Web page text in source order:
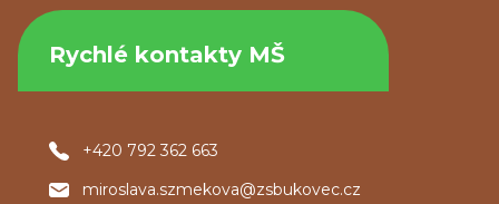
Rychlé kontakty MŠ
+420 792 362 663
miroslava.szmekova@zsbukovec.cz